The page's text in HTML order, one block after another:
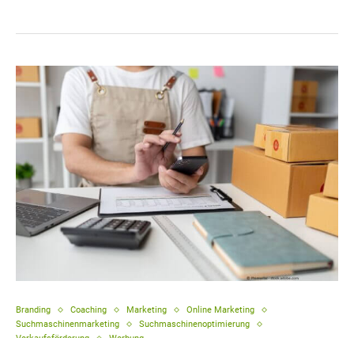
Branding Coaching Marketing
Online Marketing
Suchmaschinenmarketing
Suchmaschinenoptimierung